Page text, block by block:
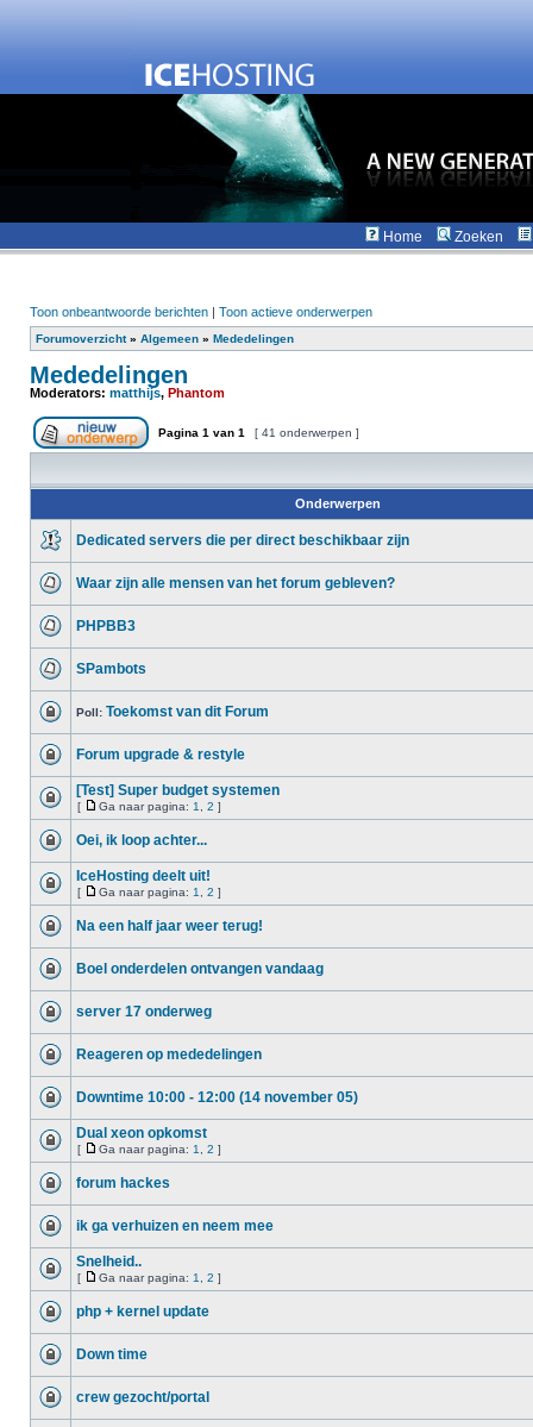
Home Zoeken
Toon onbeantwoorde berichten | Toon actieve onderwerpen
Forumoverzicht» Algemeen » Mededelingen
Mededelingen
Moderators: matthijs, Phantom
Pagina 1 van 1 [ 41 onderwerpen ]
Onderwerpen
Dedicated servers die per direct beschikbaar zijn
Waar zijn alle mensen van het forum gebleven?
PHPBB3
SPambots
Poll: Toekomst van dit Forum
Forum upgrade & restyle
[Test] Super budget systemen
[ Ga naar pagina: 1 2 ]
Oei, ik loop achter...
IceHosting deelt uit!
[ Ga naar pagina: 1 2 ]
Na een half jaar weer terug!
Boel onderdelen ontvangen vandaag
server 17 onderweg
Reageren op mededelingen
Downtime 10:00 - 12:00 (14 november 05)
Dual xeon opkomst
[ Ga naar pagina: 1 2 ]
forum hackes
ik ga verhuizen en neem mee
Snelheid..
[ Ga naar pagina: 1 2 ]
php + kernel update
Down time
crew gezocht/portal